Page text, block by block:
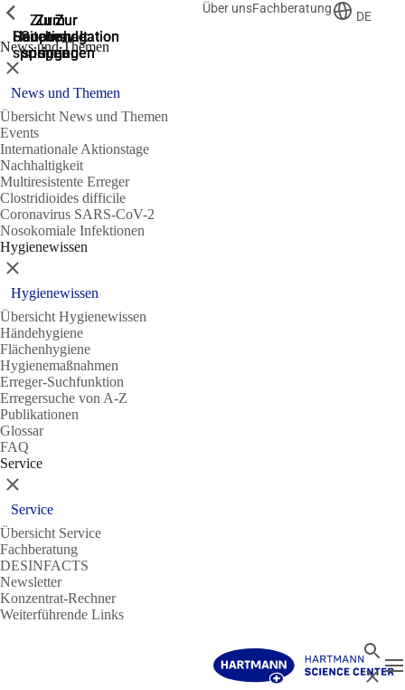
Zur
Suche
springen
Zur
Hauptnavigation
springen
Zur
Hauptnavigation
springen
Zum
Hauptinhalt
springen
Zum
Seitenende
springen
Über unsFachberatung
DE
News und Themen
Zeige vorherige
Schließen
News und Themen
Übersicht News und Themen
Events
Internationale Aktionstage
Nachhaltigkeit
Multiresistente Erreger
Clostridioides difficile
Coronavirus SARS-CoV-2
Nosokomiale Infektionen
Hygienewissen
Zeige vorherige
Schließen
Hygienewissen
Übersicht Hygienewissen
Händehygiene
Flächenhygiene
Hygienemaßnahmen
Erreger-Suchfunktion
Erregersuche von A-Z
Publikationen
Glossar
FAQ
Service
Zeige vorherige
Schließen
Service
Übersicht Service
Fachberatung
DESINFACTS
Newsletter
Konzentrat-Rechner
Weiterführende Links
Suche